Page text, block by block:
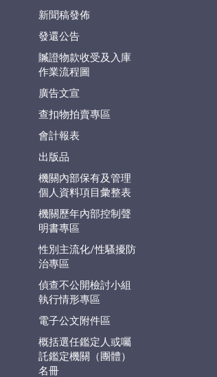
新聞稿發佈
發還公告
贓證物款收受及入庫
作業流程圖
廣告文宣
查扣物拍賣專區
會計報表
出版品
機關內部保有及管理
個人資料項目彙整表
機關歷年內部控制聲
明書專區
性別主流化/性騷擾防
治專區
偵查不公開檢討小組
執行情形專區
電子公文附件區
概括選任鑑定人或囑
託鑑定機關（團體）
名冊